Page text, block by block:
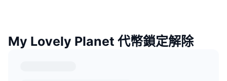
My Lovely Planet 代幣鎖定解除